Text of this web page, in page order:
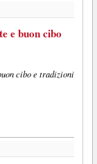
e buon cibo
cibo e tradizioni